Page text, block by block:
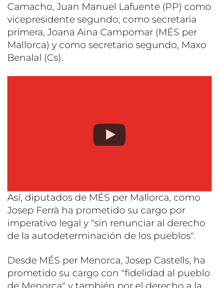
Camacho, Juan Manuel Lafuente (PP) como
vicepresidente segundo; como secretaria
primera, Joana Aina Campomar (MÉS per
Mallorca) y como secretario segundo, Maxo
Benalal (Cs).
Así, diputados de MÉS per Mallorca, como
Josep Ferrà ha prometido su cargo por
imperativo legal y "sin renunciar al derecho
de la autodeterminación de los pueblos".
Desde MÉS per Menorca, Josep Castells, ha
prometido su cargo con "fidelidad al pueblo